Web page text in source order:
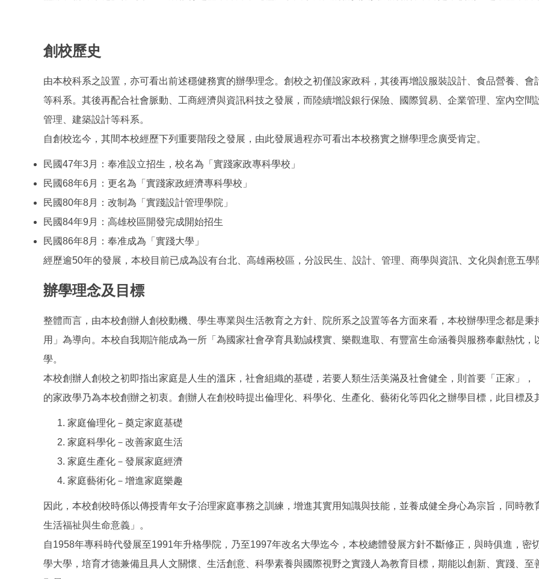
創校歷史
由本校科系之設置，亦可看出前述穩健務實的辦學理念。創校之初僅設家政科，其後再增設服裝設計、食品營養、
等科系。其後再配合社會脈動、工商經濟與資訊科技之發展，而陸續增設銀行保險、國際貿易、企業管理、室內空
管理、建築設計等科系。
自創校迄今，其間本校經歷下列重要階段之發展，由此發展過程亦可看出本校務實之辦學理念廣受肯定。
民國47年3月：奉准設立招生，校名為「實踐家政專科學校」
民國68年6月：更名為「實踐家政經濟專科學校」
民國80年8月：改制為「實踐設計管理學院」
民國84年9月：高雄校區開發完成開始招生
民國86年8月：奉准成為「實踐大學」
經歷逾50年的發展，本校目前已成為設有台北、高雄兩校區，分設民生、設計、管理、商學與資訊、文化與創意五學
辦學理念及目標
整體而言，由本校創辦人創校動機、學生專業與生活教育之方針、院所系之設置等各方面來看，本校辦學理念都是
用」為導向。本校自我期許能成為一所「為國家社會孕育具勤誠樸實、樂觀進取、有豐富生命涵養與服務奉獻熱忱
學。
本校創辦人創校之初即指出家庭是人生的溫床，社會組織的基礎，若要人類生活美滿及社會健全，則首要「正家」
的家政學乃為本校創辦之初衷。創辦人在創校時提出倫理化、科學化、生產化、藝術化等四化之辦學目標，此目標及
家庭倫理化－奠定家庭基礎
家庭科學化－改善家庭生活
家庭生產化－發展家庭經濟
家庭藝術化－增進家庭樂趣
因此，本校創校時係以傳授青年女子治理家庭事務之訓練，增進其實用知識與技能，並養成健全身心為宗旨，同時
生活福祉與生命意義」。
自1958年專科時代發展至1991年升格學院，乃至1997年改名大學迄今，本校總體發展方針不斷修正，與時俱進，
學大學，培育才德兼備且具人文關懷、生活創意、科學素養與國際視野之實踐人為教育目標，期能以創新、實踐、